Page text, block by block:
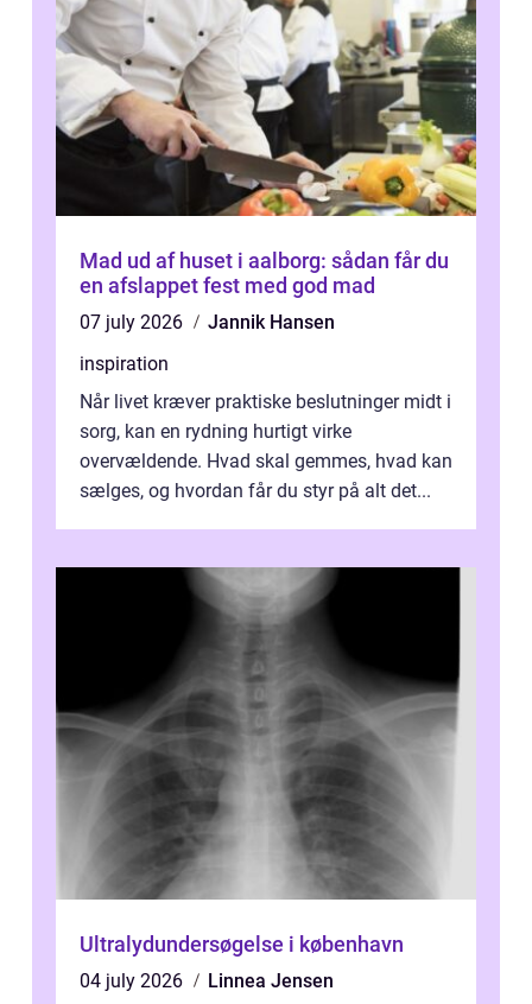
Mad ud af huset i aalborg: sådan får du
en afslappet fest med god mad
07 july 2026
Jannik Hansen
inspiration
Når livet kræver praktiske beslutninger midt i
sorg, kan en rydning hurtigt virke
overvældende. Hvad skal gemmes, hvad kan
sælges, og hvordan får du styr på alt det...
Ultralydundersøgelse i københavn
04 july 2026 Linnea Jensen